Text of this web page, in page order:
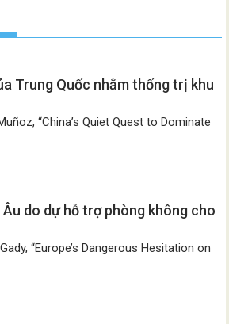
Trung Quốc nhằm thống trị khu
“China’s Quiet Quest to Dominate
Âu do dự hỗ trợ phòng không cho
“Europe’s Dangerous Hesitation on